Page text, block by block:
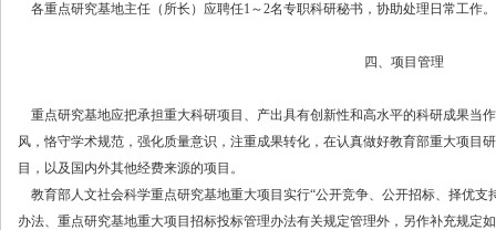
各重点研究基地主任（所长）应聘任1 ～2名专职科研秘书，协助处理日常工作。
四、项目管理
重点研究基地应把承担重大科研项目、产出具有创新性和高水平的科研成果当
风，恪守学术规范，强化质量意识，注重成果转化，在认真做好教育部重大项目
目，以及国内外其他经费来源的项目。
教育部人文社会科学重点研究基地重大项目实行“公开竞争、公开招标、择优支
办法、重点研究基地重大项目招标投标管理办法有关规定管理外，另作补充规定